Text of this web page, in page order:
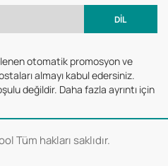
DİL
otomatik promosyon ve
almayı kabul edersiniz.
değildir. Daha fazla ayrıntı için
Tüm hakları saklıdır.